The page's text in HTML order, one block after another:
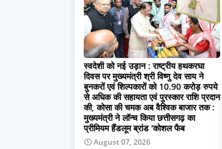
स्वदेशी को नई उड़ान : राष्ट्रीय हथकरघा
दिवस पर मुख्यमंत्री श्री विष्णु देव साय ने
बुनकरों एवं शिल्पकारों को 10.90 करोड़ रुपये
से अधिक की सहायता एवं पुरस्कार राशि प्रदान
की, कोसा की चमक अब वैश्विक बाजार तक :
मुख्यमंत्री ने लॉन्च किया छत्तीसगढ़ का
प्रीमियम हैंडलूम ब्रांड 'कोशल फैब
August 07, 2026